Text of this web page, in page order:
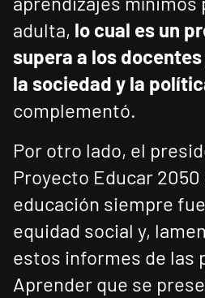
adulta, lo cual es un
supera a los
la sociedad y la
complementó.
Por otro lado, el
Proyecto Educar 2050
educación siempre
equidad social y,
estos informes de las
Aprender que se